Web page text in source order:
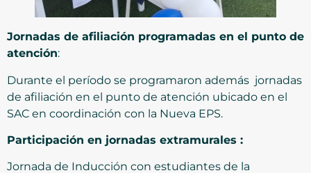
Jornadas de afiliación programadas en el punto de
atención:
Durante el período se programaron además jornadas
de afiliación en el punto de atención ubicado en el
SAC en coordinación con la Nueva EPS.
Participación en jornadas extramurales :
Jornada de Inducción con estudiantes de la